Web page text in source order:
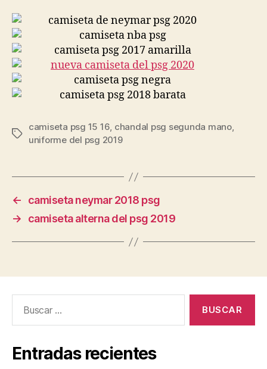
Etiquetas
camiseta psg 15 16, chandal psg segunda mano,
uniforme del psg 2019
←
camiseta neymar 2018 psg
→
camiseta alterna del psg 2019
Entradas recientes